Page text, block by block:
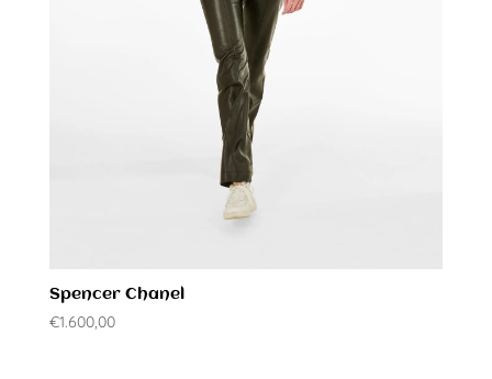
Spencer Chanel
€1.600,00